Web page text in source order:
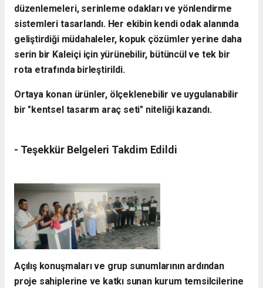
düzenlemeleri, serinleme odakları ve yönlendirme
sistemleri tasarlandı. Her ekibin kendi odak alanında
geliştirdiği müdahaleler, kopuk çözümler yerine daha
serin bir Kaleiçi için yürünebilir, bütüncül ve tek bir
rota etrafında birleştirildi.
Ortaya konan ürünler, ölçeklenebilir ve uygulanabilir
bir "kentsel tasarım araç seti" niteliği kazandı.
- ​Teşekkür Belgeleri Takdim Edildi
​Açılış konuşmaları ve grup sunumlarının ardından
proje sahiplerine ve katkı sunan kurum temsilcilerine